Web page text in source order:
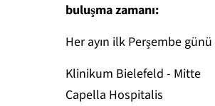
buluşma zamanı:
Her ayın ilk Perşembe
Klinikum Bielefeld - Mitte
Capella Hospitalis